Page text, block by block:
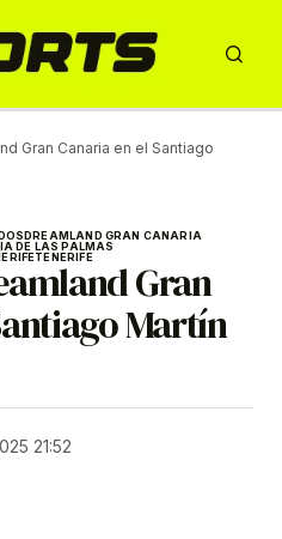
Gran Canaria en el Santiago
DREAMLAND GRAN CANARIA
DE LAS PALMAS
TENERIFE Gran
Martín
21:52